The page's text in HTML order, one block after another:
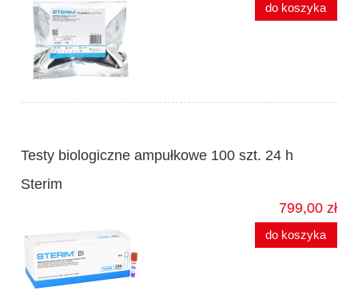
do koszyka
Testy biologiczne ampułkowe 100 szt. 24 h
Sterim
799,00 zł
do koszyka